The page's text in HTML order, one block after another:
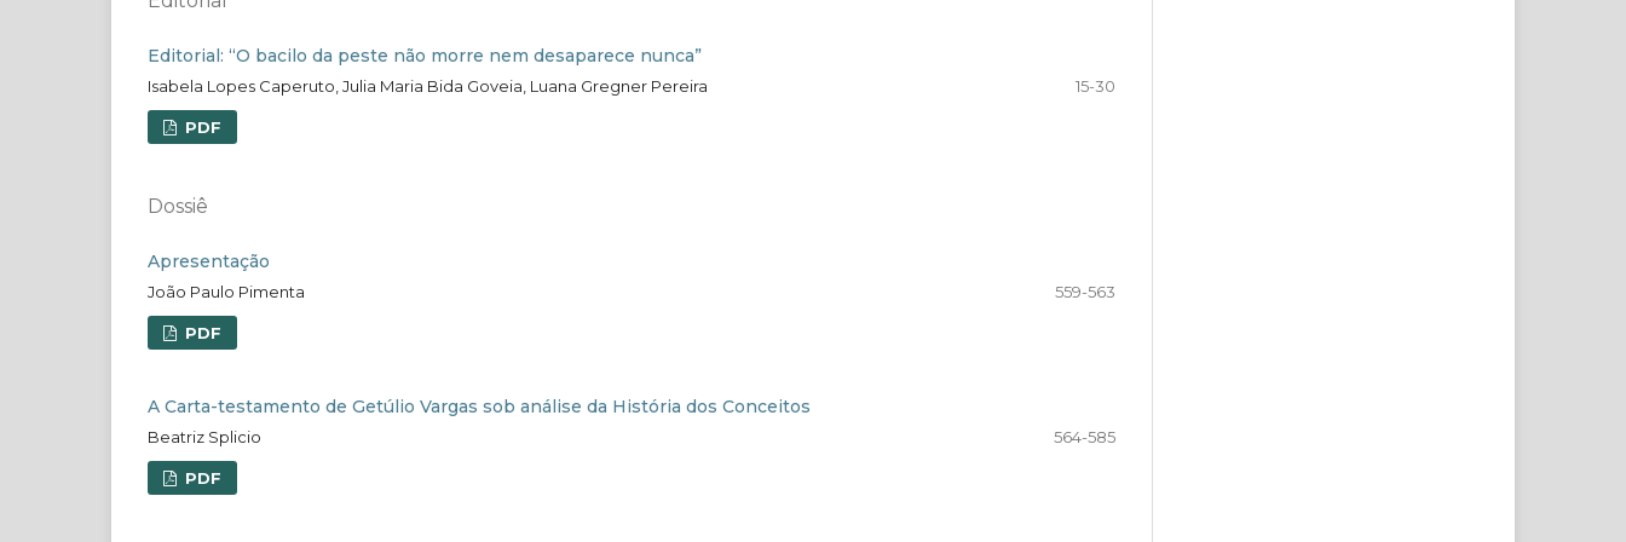
Editorial: “O bacilo da peste não morre nem desaparece nunca”
Isabela Lopes Caperuto, Julia Maria Bida Goveia, Luana Gregner Pereira 15-30
PDF
Dossiê
Apresentação
João Paulo Pimenta 559-563
PDF
A Carta-testamento de Getúlio Vargas sob análise da História dos Conceitos
Beatriz Splicio 564-585
PDF